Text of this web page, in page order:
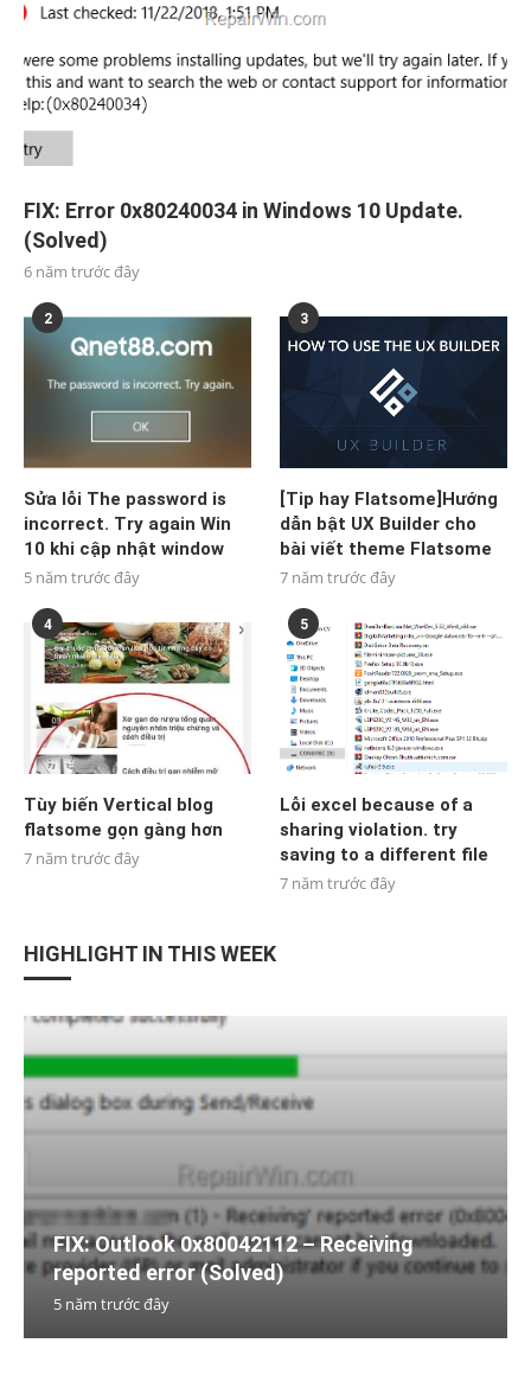
FIX: Error 0x80240034 in Windows 10 Update.
(Solved)
6 năm trước đây
2
Sửa lỗi The password is
incorrect. Try again Win
10 khi cập nhật window
5 năm trước đây
3
[Tip hay Flatsome]Hướng
dẫn bật UX Builder cho
bài viết theme Flatsome
7 năm trước đây
4
Tùy biến Vertical blog
flatsome gọn gàng hơn
7 năm trước đây
5
Lỗi excel because of a
sharing violation. try
saving to a different file
7 năm trước đây
HIGHLIGHT IN THIS WEEK
FIX: Outlook 0x80042112 – Receiving
reported error (Solved)
5 năm trước đây